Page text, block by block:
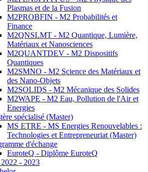
Plasmas et de la Fusion
M2PROBFIN - M2 Probabilités et
Finance
M2QNSLMT - M2 Quantique, Lumière,
Matériaux et Nanosciences
M2QUANTDEV - M2 Dispositifs
Quantiques
M2SMNO - M2 Science des Matériaux et
des Nano-Objets
M2SOLIDS - M2 Mécanique des Solides
M2WAPE - M2 Eau, Pollution de l'Air et
Energies
spécialisé (Master)
MS ETRE - MS Energies Renouvelables :
Technologies et Entrepreneuriat (Master)
d'échange
EuroteQ - Diplôme EuroteQ
- 2023